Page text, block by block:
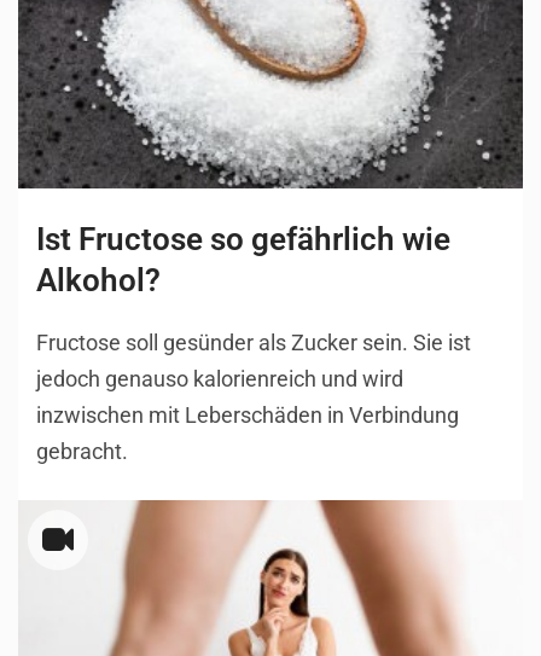
Ist Fructose so gefährlich wie
Alkohol?
Fructose soll gesünder als Zucker sein. Sie ist
jedoch genauso kalorienreich und wird
inzwischen mit Leberschäden in Verbindung
gebracht.